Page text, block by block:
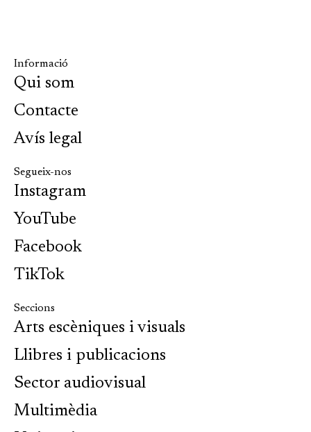
Informació
Qui som
Contacte
Avís legal
Segueix-nos
Instagram
YouTube
Facebook
TikTok
Seccions
Arts escèniques i visuals
Llibres i publicacions
Sector audiovisual
Multimèdia